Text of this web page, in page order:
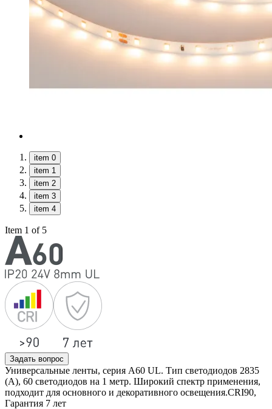
item 0
item 1
item 2
item 3
item 4
Item 1 of 5
Задать вопрос
Универсальные ленты, серия А60 UL. Тип светодиодов 2835
(А), 60 светодиодов на 1 метр. Широкий спектр применения,
подходит для основного и декоративного освещения.CRI90,
Гарантия 7 лет